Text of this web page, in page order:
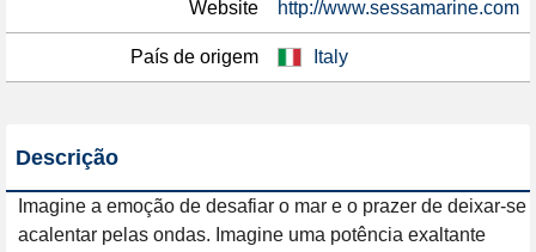
Website http://www.sessamarine.com
País de origem Italy
Descrição
Imagine a emoção de desafiar o mar e o prazer de deixar-se
acalentar pelas ondas. Imagine uma potência exaltante